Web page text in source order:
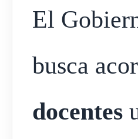
El
busca
docentes